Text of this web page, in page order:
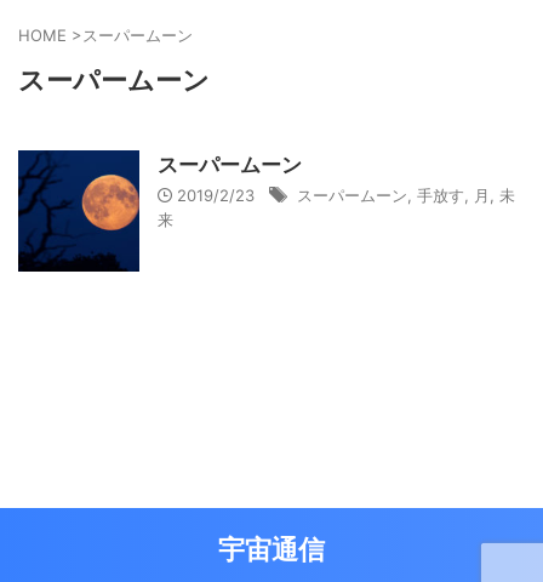
HOME >スーパームーン
スーパームーン
スーパームーン
2019/2/23 スーパームーン 手放す 月
未
来
宇宙通信